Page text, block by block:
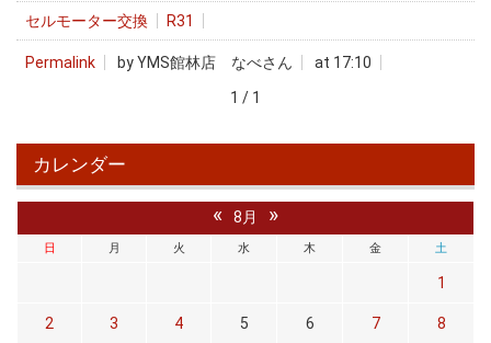
セルモーター交換 R31
Permalink by YMS館林店 なべさん
at 17:10
1 / 1
カレンダー
« 8月 »
日 月 火 水 木 金 土
1
2 3 4 5 6 7 8